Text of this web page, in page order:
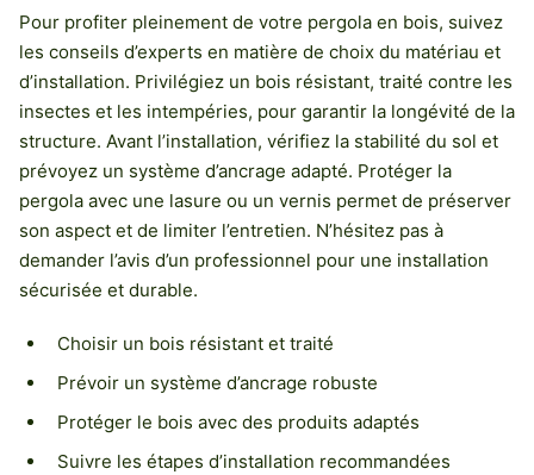
Pour profiter pleinement de votre pergola en bois, suivez
les conseils d’experts en matière de choix du matériau et
d’installation. Privilégiez un bois résistant, traité contre les
insectes et les intempéries, pour garantir la longévité de la
structure. Avant l’installation, vérifiez la stabilité du sol et
prévoyez un système d’ancrage adapté. Protéger la
pergola avec une lasure ou un vernis permet de préserver
son aspect et de limiter l’entretien. N’hésitez pas à
demander l’avis d’un professionnel pour une installation
sécurisée et durable.
Choisir un bois résistant et traité
Prévoir un système d’ancrage robuste
Protéger le bois avec des produits adaptés
Suivre les étapes d’installation recommandées